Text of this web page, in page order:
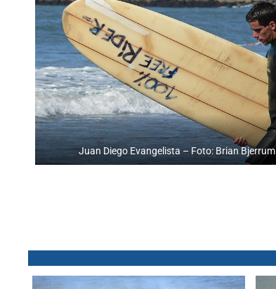
Juan Diego Evangelista – Foto: Brian Bjerrum